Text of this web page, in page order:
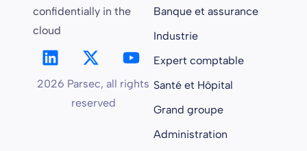
confidentially in the
cloud
2026 Parsec, all rights
reserved
Banque et assurance
Industrie
Expert comptable
Santé et Hôpital
Grand groupe
Administration